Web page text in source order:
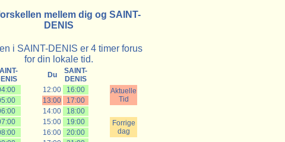
mellem dig og SAINT-
DENIS
i SAINT-DENIS er 4 timer forus
for din lokale tid.
Du
SAINT-
DENIS
12:00 16:00
Aktuelle
Tid
13:00
17:00
14:00
18:00
15:00 19:00
Forrige
dag
16:00
20:00